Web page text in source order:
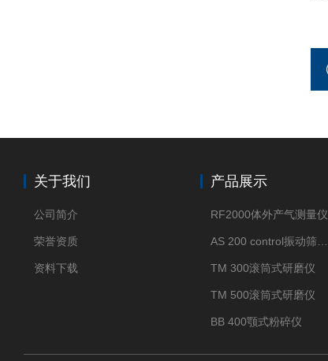
关于我们
公司简介
荣誉资质
资料下载
产品展示
RF2000体外产气测量仪
TM 300滚筒式研磨仪
TM 500滚筒式研磨仪
BB 400颚式粉碎仪